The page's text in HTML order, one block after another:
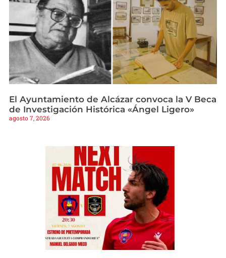
El Ayuntamiento de Alcázar convoca la V Beca
de Investigación Histórica «Ángel Ligero»
agosto 7, 2026